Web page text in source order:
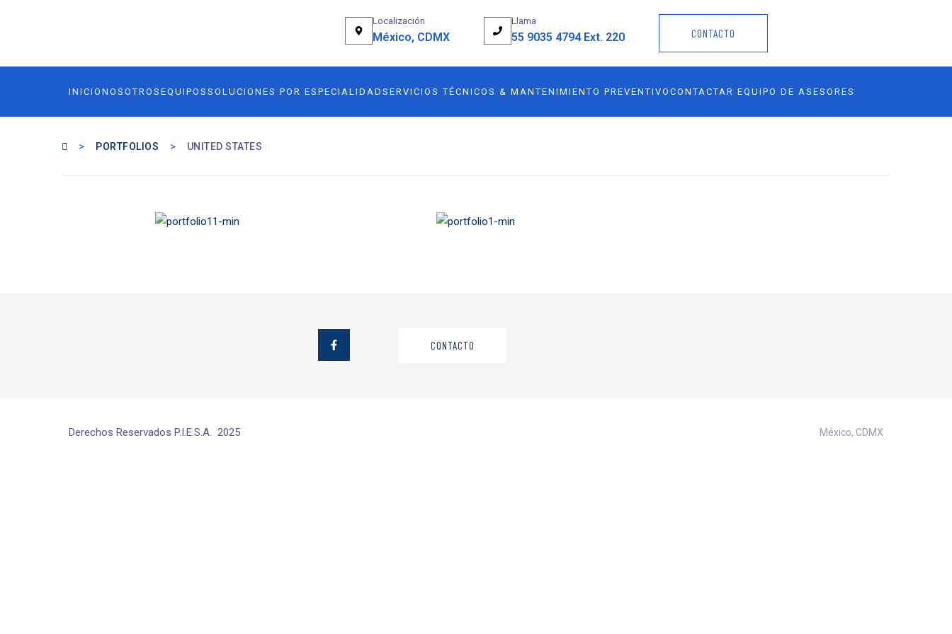
Localización
México, CDMX
Llama
55 9035 4794 Ext. 220 CONTACTO
INICIO NOSOTROS EQUIPOS SOLUCIONES POR ESPECIALIDAD SERVICIOS TÉCNICOS & MANTENIMIENTO PREVENTIVO CONTACTAR EQUIPO DE ASESORES
> PORTFOLIOS > UNITED STATES
CONTACTO
Derechos Reservados P.I.E.S.A. 2025 México, CDMX